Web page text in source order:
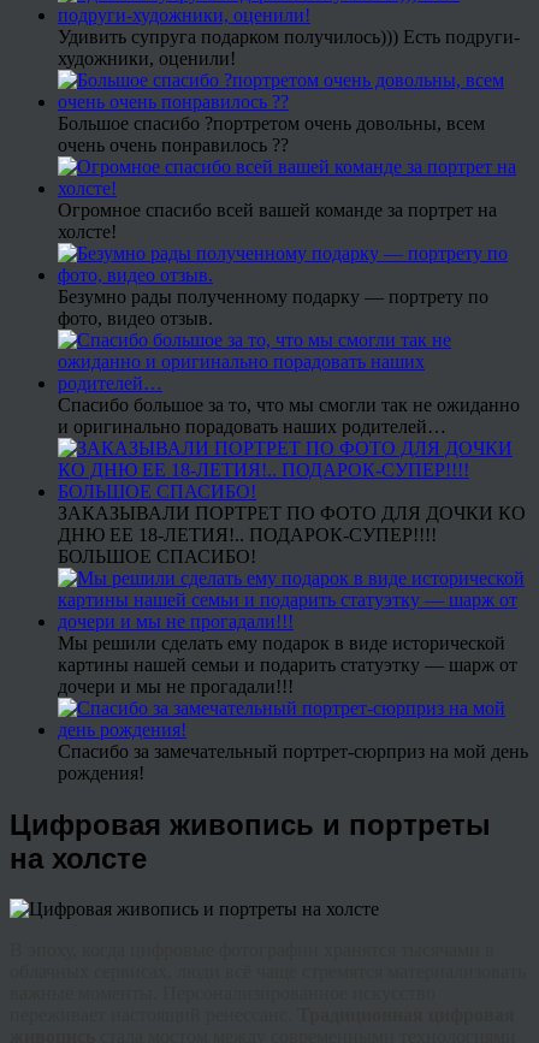
Удивить супруга подарком получилось))) Есть подруги-
художники, оценили!
Большое спасибо ?портретом очень довольны, всем
очень очень понравилось ??
Огромное спасибо всей вашей команде за портрет на
холсте!
Безумно рады полученному подарку — портрету по
фото, видео отзыв.
Спасибо большое за то, что мы смогли так не ожиданно
и оригинально порадовать наших родителей…
ЗАКАЗЫВАЛИ ПОРТРЕТ ПО ФОТО ДЛЯ ДОЧКИ КО
ДНЮ ЕЕ 18-ЛЕТИЯ!.. ПОДАРОК-СУПЕР!!!!
БОЛЬШОЕ СПАСИБО!
Мы решили сделать ему подарок в виде исторической
картины нашей семьи и подарить статуэтку — шарж от
дочери и мы не прогадали!!!
Спасибо за замечательный портрет-сюрприз на мой день
рождения!
Цифровая живопись и портреты
на холсте